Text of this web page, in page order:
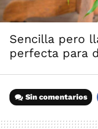
Sencilla pero
perfecta para
Sin comentarios